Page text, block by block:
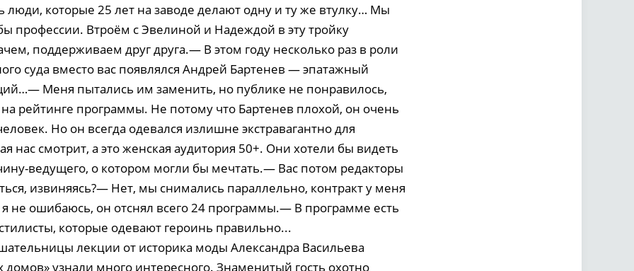
люди, которые 25 лет на заводе делают одну и ту же втулку… Мы
профессии. Втроём с Эвелиной и Надеждой в эту тройку
поддерживаем друг друга.— В этом году несколько раз в роли
суда вместо вас появлялся Андрей Бартенев — эпатажный
Меня пытались им заменить, но публике не понравилось,
на рейтинге программы. Не потому что Бартенев плохой, он очень
Но он всегда одевался излишне экстравагантно для
нас смотрит, а это женская аудитория 50+. Они хотели бы видеть
ведущего, о котором могли бы мечтать.— Вас потом редакторы
извиняясь?— Нет, мы снимались параллельно, контракт у меня
я не ошибаюсь, он отснял всего 24 программы.— В программе есть
которые одевают героинь правильно...
лекции от историка моды Александра Васильева
узнали много интересного. Знаменитый гость охотно